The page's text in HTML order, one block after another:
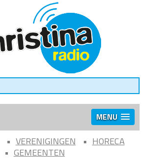
MENU
VERENIGINGEN
HORECA
GEMEENTEN